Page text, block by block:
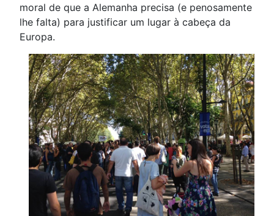
moral de que a Alemanha precisa (e penosamente
lhe falta) para justificar um lugar à cabeça da
Europa.